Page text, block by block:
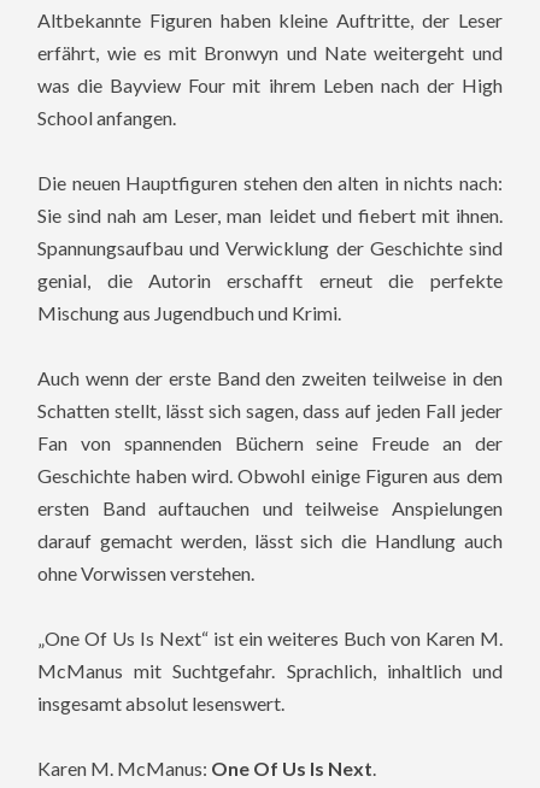
Altbekannte Figuren haben kleine Auftritte, der Leser
erfährt, wie es mit Bronwyn und Nate weitergeht und
was die Bayview Four mit ihrem Leben nach der High
School anfangen.
Die neuen Hauptfiguren stehen den alten in nichts nach:
Sie sind nah am Leser, man leidet und fiebert mit ihnen.
Spannungsaufbau und Verwicklung der Geschichte sind
genial, die Autorin erschafft erneut die perfekte
Mischung aus Jugendbuch und Krimi.
Auch wenn der erste Band den zweiten teilweise in den
Schatten stellt, lässt sich sagen, dass auf jeden Fall jeder
Fan von spannenden Büchern seine Freude an der
Geschichte haben wird. Obwohl einige Figuren aus dem
ersten Band auftauchen und teilweise Anspielungen
darauf gemacht werden, lässt sich die Handlung auch
ohne Vorwissen verstehen.
„One Of Us Is Next“ ist ein weiteres Buch von Karen M.
McManus mit Suchtgefahr. Sprachlich, inhaltlich und
insgesamt absolut lesenswert.
Karen M. McManus: One Of Us Is Next.